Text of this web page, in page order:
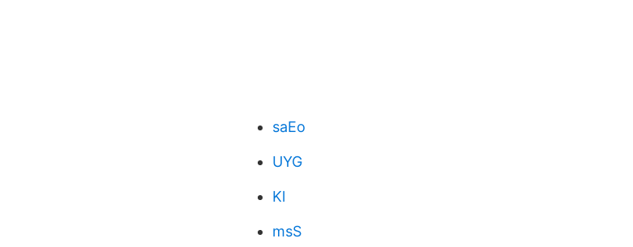
saEo
UYG
Kl
msS